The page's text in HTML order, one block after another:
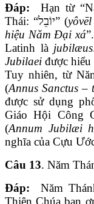
Đáp: Hạn từ
Thái: “יוֹבֵל” (
hiệu Năm Đại xá
Latinh là jubilæus
Jubilaei được
Tuy nhiên, từ
(Annus Sanctus
được sử dụng
Giáo Hội Công
(Annum Jubilæi
nghĩa của Cựu
Câu 13. Năm
Đáp: Năm
Thiên Chúa ban